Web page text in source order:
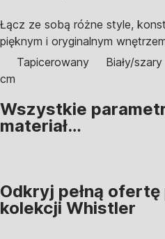
Łącz ze sobą różne style,
pięknym i oryginalnym
Tapicerowany
Biały/szary
cm
Wszystkie
materiał…
Odkryj pełną
kolekcji Whistler